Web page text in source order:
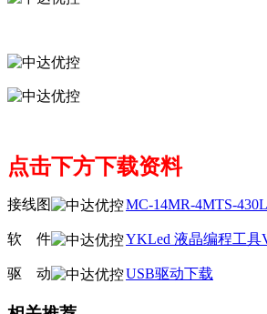
点击下方下载资料
接线图 MC-14MR-4MTS-
软 件 YKLed 液晶编程工具
驱 动 USB驱动下载